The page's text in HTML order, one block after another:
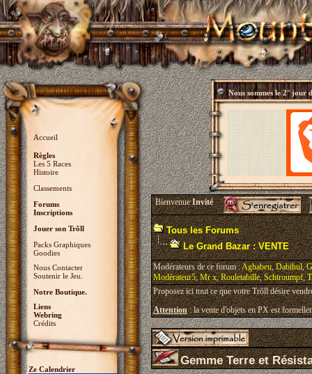
Accueil
Règles
Les 5 Races
Histoire
Classements
Forums
Inscriptions
Jouer son Trõll
Packs Graphiques
Goodies
Nous Contacter
Soutenir le Jeu.
Notre Boutique.
Liens
Webring
Crédits
Ze Calendrier
Nous sommes le2° jour
BienvenueInvité
Tous les Forums
Le Grand Bazar : VENTE
Modérateurs de ce forum :Aghabeu,Dabihul,
Modérateur5,Mr x,Rouletabille,Schtroumpf,
Proposez ici tout ce que votre Trõll désire
Attention: la vente d'objets en PX est
Gemme Terre et